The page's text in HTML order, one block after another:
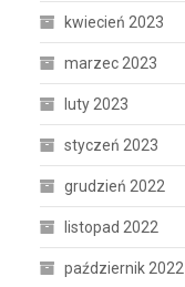
kwiecień 2023
marzec 2023
luty 2023
styczeń 2023
grudzień 2022
listopad 2022
październik 2022